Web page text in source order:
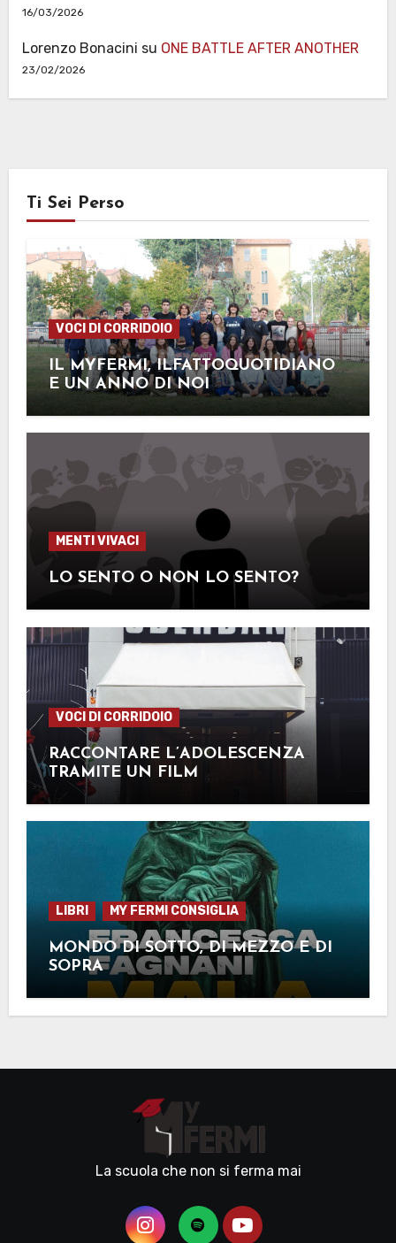
16/03/2026
Lorenzo Bonacini su ONE BATTLE AFTER ANOTHER
23/02/2026
Ti Sei Perso
VOCI DI CORRIDOIO
IL MYFERMI, ILFATTOQUOTIDIANO
E UN ANNO DI NOI
MENTI VIVACI
LO SENTO O NON LO SENTO?
VOCI DI CORRIDOIO
RACCONTARE L’ADOLESCENZA
TRAMITE UN FILM
LIBRI MY FERMI CONSIGLIA
MONDO DI SOTTO, DI MEZZO E DI
SOPRA
La scuola che non si ferma mai